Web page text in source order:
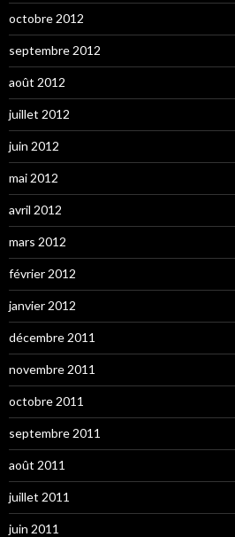
octobre 2012
septembre 2012
août 2012
juillet 2012
juin 2012
mai 2012
avril 2012
mars 2012
février 2012
janvier 2012
décembre 2011
novembre 2011
octobre 2011
septembre 2011
août 2011
juillet 2011
juin 2011